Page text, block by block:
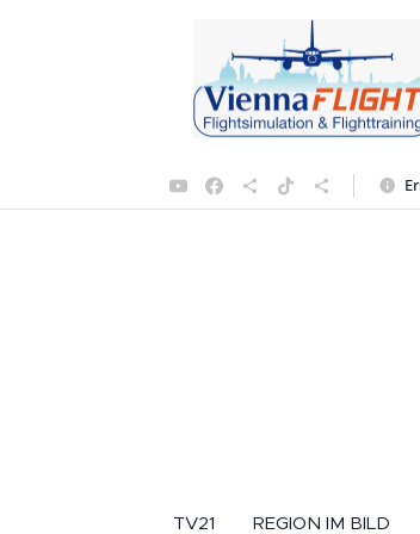
TV21 REGION IM BILD